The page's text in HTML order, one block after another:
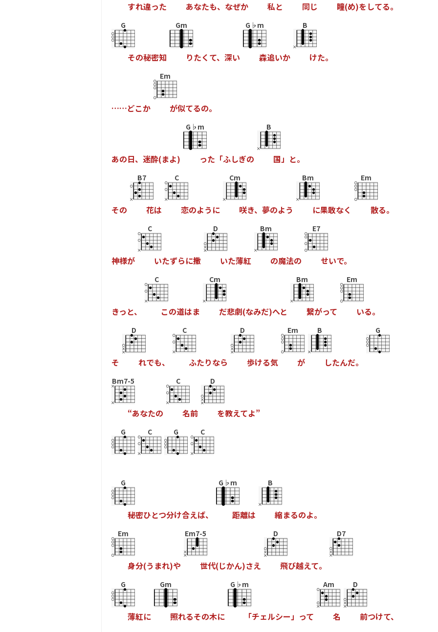
すれ違った あなたも、 なぜか 私と 同じ 瞳(め)をしてる。
G
その秘密知
Gm
りたく て、 深い
G♭m
森追いか
B
けた。
……どこか
Em
が似てるの。
あの日、 迷酔(まよ)
G♭m
った 「ふしぎの
B
国」 と。
その
B7
花は
C
恋のよう に
Cm
咲き、 夢のよう
Bm
に果敢なく
Em
散る。
神様が
C
いたずらに撒
D
いた薄紅
Bm
の魔法の
E7
せいで。
きっ と、
C
この道はま
Cm
だ悲劇(なみだ)へと
Bm
繋がって
Em
いる。
そ
D
れでも、
C
ふたりなら
D
歩ける気
Em
が
B
したんだ。
G
Bm7-5
“あなたの
C
名前
D
を教えてよ”
G C G C
G
秘密ひとつ分け合えば、
G♭m
距離は
B
縮まるのよ。
Em
身分(う まれ)や
Em7-5
世代(じかん)さえ
D
飛び越えて。
D7
G
薄紅に
Gm
照れるその木に
G♭m
「チェルシー」 って
Am
名
D
前つけて、